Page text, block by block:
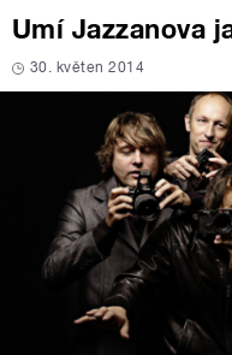
Umí Jazzanova
30. květen 2014